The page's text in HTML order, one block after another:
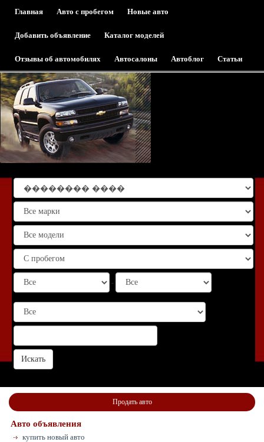
Главная Авто с пробегом Новые авто
Добавить объявление Каталог моделей
Отзывы об автомобилях Автосалоны Автоблог Статьи
-
Продать авто
Авто объявления
купить новый авто